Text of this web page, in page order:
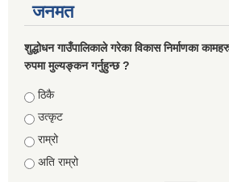
जनमत
शुद्धोधन गाउँपालिकाले गरेका विकास निर्माणका
रुपमा मुल्यङ्कन गर्नुहुन्छ ?
Choices
ठिकै
उत्कृट
राम्रो
अति राम्रो